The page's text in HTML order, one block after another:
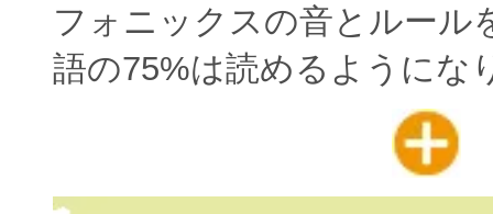
フォニックスの音とルール
語の75%は読めるようにな